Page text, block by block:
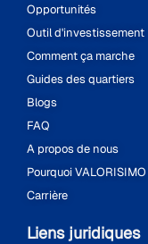
Opportunités
Outil d'investissement
Comment ça marche
Guides des quartiers
Blogs
FAQ
A propos de nous
Pourquoi VALORISIMO
Carrière
Liens juridiques